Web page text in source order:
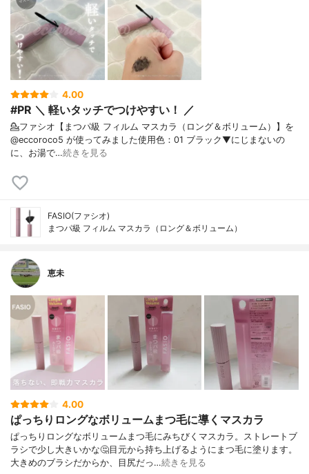
4.00
#PR ＼ 軽いタッチでつけやすい！ ／
💁ファシオ【まつパ級 フィルム マスカラ（ロング＆ボリューム）】を
@eccoroco5 が使ってみました⁡使用色：01 ブラック⁡⁡▼⁡⁡にじまないの
に、お湯で…続きを見る
FASIO(ファシオ)
まつパ級 フィルム マスカラ（ロング＆ボリューム）
恵未
4.00
ぱっちりロングなボリュームまつ毛に導くマスカラ
ぱっちりロングなボリュームまつ毛にみちびくマスカラ。ストレートブ
ラシで少し大きいかな🤔目元から持ち上げるようにまつ毛に塗ります。
大きめのブラシだからか、目尻だっ…続きを見る